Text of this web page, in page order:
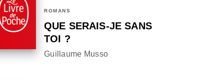
ROMANS
QUE SERAIS-JE SANS
TOI ?
Guillaume Musso